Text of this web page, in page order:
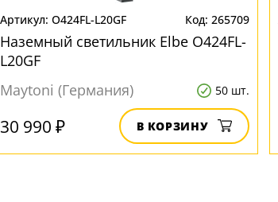
O424FL-L20GF 265709
Наземный светильник Elbe O424FL-
L20GF
Maytoni (Германия)
50 шт.
30 990 ₽ В КОРЗИНУ